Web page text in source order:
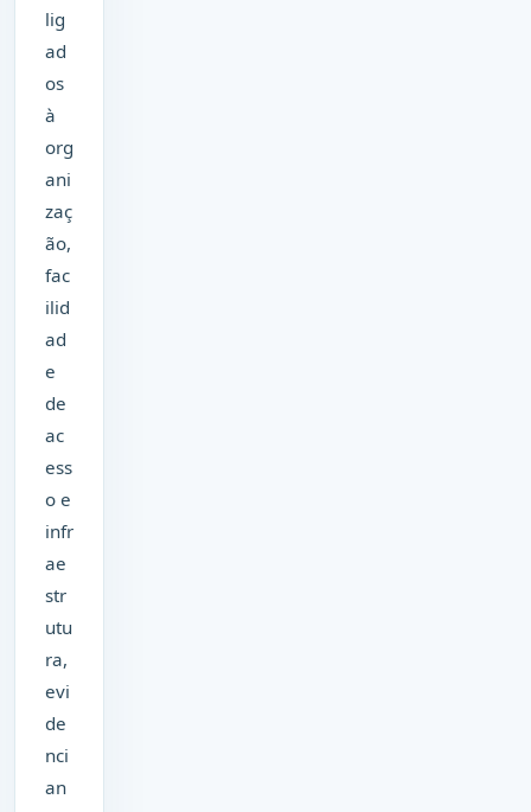
lig
ad
os
à
org
ani
zaç
ão,
fac
ilid
ad
e
de
ac
ess
o e
infr
ae
str
utu
ra,
evi
de
nci
an